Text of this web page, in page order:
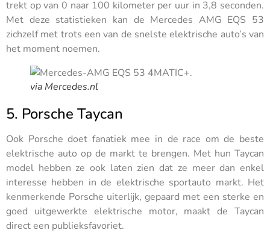
trekt op van 0 naar 100 kilometer per uur in 3,8 seconden.
Met deze statistieken kan de Mercedes AMG EQS 53
zichzelf met trots een van de snelste elektrische auto’s van
het moment noemen.
via Mercedes.nl
5. Porsche Taycan
Ook Porsche doet fanatiek mee in de race om de beste
elektrische auto op de markt te brengen. Met hun Taycan
model hebben ze ook laten zien dat ze meer dan enkel
interesse hebben in de elektrische sportauto markt. Het
kenmerkende Porsche uiterlijk, gepaard met een sterke en
goed uitgewerkte elektrische motor, maakt de Taycan
direct een publieksfavoriet.